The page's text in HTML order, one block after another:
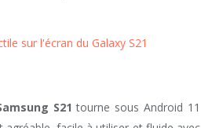
sur l'écran du Galaxy S21
S21 tourne sous Android 11